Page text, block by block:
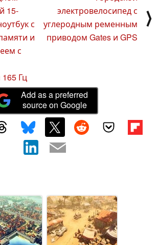
15-
с
и
с
Гц
электровелосипед с
углеродным ременным
приводом Gates и GPS
⟩
Add as a preferred
source on Google